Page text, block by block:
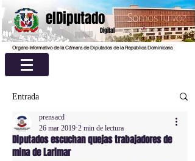
elDiputado
Digital
Organo Informativo de la Cámara de Diputados de la República Dominicana
Entrada
Diputados escuchan quejas trabajadores de
mina de Larimar
prensacd
26 mar 2019 2 min de lectura